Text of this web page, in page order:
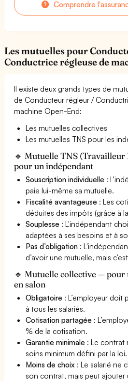
Comprendre
Les mutuelles pour
Conductrice régleuse de
Il existe deux grands types de
de Conducteur régleur /
machine Open-End:
Les mutuelles collectives
Les mutuelles TNS pour les
🔹 Mutuelle TNS
pour un indépendant
Souscription individuelle :
paie lui-même sa mutuelle.
Fiscalité avantageuse : Les
déduites des impôts (grâce à
Souplesse : L'indépendant
adaptées à ses besoins et à
Pas d’obligation :
d’avoir une mutuelle, mais
🔹 Mutuelle collective —
en salon
Obligatoire : L’employeur doit
à tous les salariés.
Cotisation partagée :
% de la cotisation.
Garantie minimale : Le contrat
soins minimum défini par la loi.
Moins de choix : Le salarié ne
son contrat, mais peut ajouter